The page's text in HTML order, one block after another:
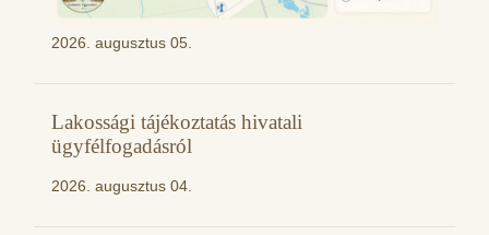
2026. augusztus 05.
Lakossági tájékoztatás hivatali
ügyfélfogadásról
2026. augusztus 04.